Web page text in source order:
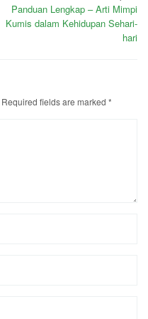
Panduan Lengkap – Arti Mimpi
Kumis dalam Kehidupan Sehari-
hari
Required fields are marked *